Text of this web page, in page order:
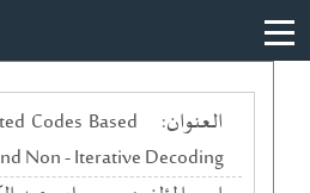
العنوان:
Codes Based
Non - Iterative Decoding